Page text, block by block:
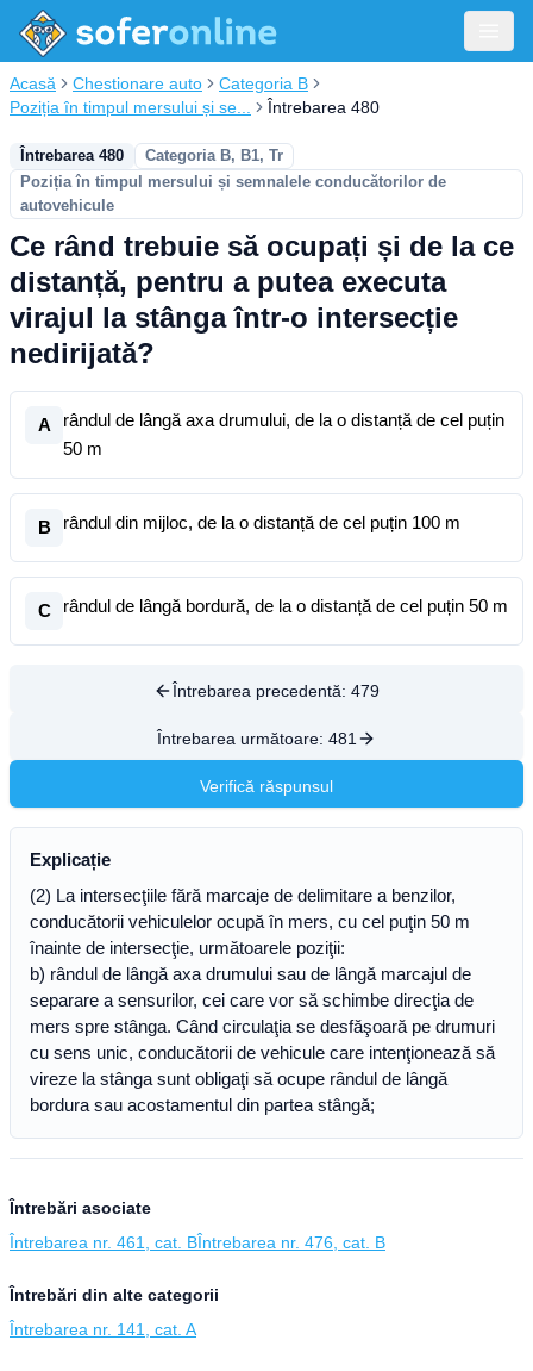
Acasă Chestionare auto
Categoria B
Poziția în timpul mersului și se...
Întrebarea 480
Întrebarea 480
Categoria B, B1, Tr
Poziția în timpul mersului și semnalele conducătorilor de
autovehicule
Ce rând trebuie să ocupați și de la ce
distanță, pentru a putea executa
virajul la stânga într-o intersecție
nedirijată?
A
rândul de lângă axa drumului, de la o distanță de cel puțin
50 m
B rândul din mijloc, de la o distanță de cel puțin 100 m
C rândul de lângă bordură, de la o distanță de cel puțin 50 m
Întrebarea precedentă: 479
Întrebarea următoare: 481
Verifică răspunsul
Explicație
(2) La intersecţiile fără marcaje de delimitare a benzilor,
conducătorii vehiculelor ocupă în mers, cu cel puţin 50 m
înainte de intersecţie, următoarele poziţii:
b) rândul de lângă axa drumului sau de lângă marcajul de
separare a sensurilor, cei care vor să schimbe direcţia de
mers spre stânga. Când circulaţia se desfăşoară pe drumuri
cu sens unic, conducătorii de vehicule care intenţionează să
vireze la stânga sunt obligaţi să ocupe rândul de lângă
bordura sau acostamentul din partea stângă;
Întrebări asociate
Întrebarea nr. 461, cat. BÎntrebarea nr. 476, cat. B
Întrebări din alte categorii
Întrebarea nr. 141, cat. A